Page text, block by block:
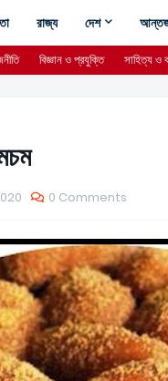
রাজ্য দেশ
বিজ্ঞান ও প্রযুক্তি সাহিত্য ও
0 Comments